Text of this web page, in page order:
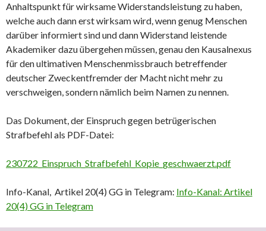
Anhaltspunkt für wirksame Widerstandsleistung zu haben,
welche auch dann erst wirksam wird, wenn genug Menschen
darüber informiert sind und dann Widerstand leistende
Akademiker dazu übergehen müssen, genau den Kausalnexus
für den ultimativen Menschenmissbrauch betreffender
deutscher Zweckentfremder der Macht nicht mehr zu
verschweigen, sondern nämlich beim Namen zu nennen.
Das Dokument, der Einspruch gegen betrügerischen
Strafbefehl als PDF-Datei:
230722_Einspruch_Strafbefehl_Kopie_geschwaerzt.pdf
Info-Kanal, Artikel 20(4) GG in Telegram: Info-Kanal: Artikel
20(4) GG in Telegram